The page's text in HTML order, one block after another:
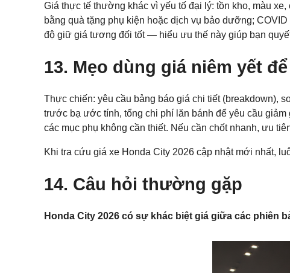
Giá thực tế thường khác vì yếu tố đại lý: tồn kho, màu
bằng quà tặng phụ kiện hoặc dịch vụ bảo dưỡng;
độ giữ giá tương đối tốt — hiểu ưu thế này giúp bạn
13. Mẹo dùng giá niêm yết
Thực chiến: yêu cầu bảng báo giá chi tiết (breakdown),
trước bạ ước tính, tổng chi phí lăn bánh để yêu cầu
các mục phụ không cần thiết. Nếu cần chốt nhanh, ưu
Khi tra cứu giá xe Honda City 2026 cập nhật mới nhất,
14. Câu hỏi thường gặp
Honda City 2026 có sự khác biệt giá giữa các phiên